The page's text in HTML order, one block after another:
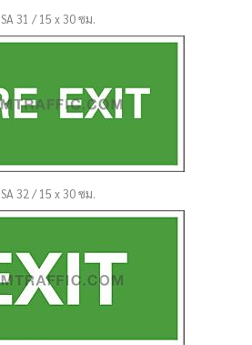
SA 31 / 15 x 30 ซม.
SA 32 / 15 x 30 ซม.